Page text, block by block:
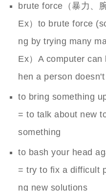
brute force（暴力、腕
Ex）to brute force
ng by trying many
Ex）A computer
hen a person
to bring something
= to talk about new
something
to bash your head
= try to fix a difficult
ng new solutions